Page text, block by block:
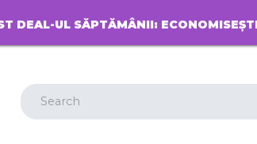
DEAL-UL SĂPTĂMÂNII: